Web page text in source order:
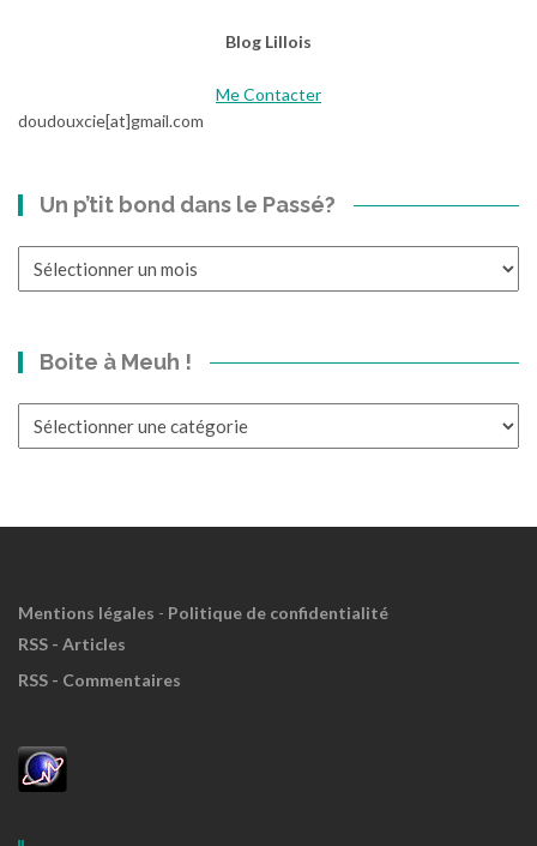
Blog Lillois
Me Contacter
doudouxcie[at]gmail.com
Un p’tit bond dans le Passé?
Boite à Meuh !
Mentions légales - Politique de confidentialité
RSS - Articles
RSS - Commentaires